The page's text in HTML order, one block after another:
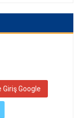
Giriş Google